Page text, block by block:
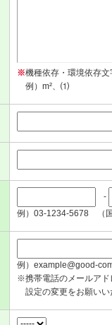
※機種依存・環境依存
例）m²、⑴
-
例）03-1234-5678 （
例）example@good-
※携帯電話のメールアド
設定の変更をお願いい